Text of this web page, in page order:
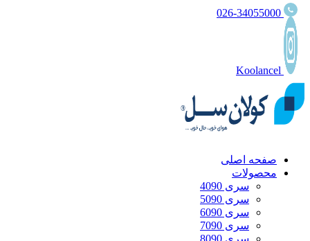
صفحه اصلی
محصولات
سری 4090
سری 5090
سری 6090
سری 7090
سری 8090